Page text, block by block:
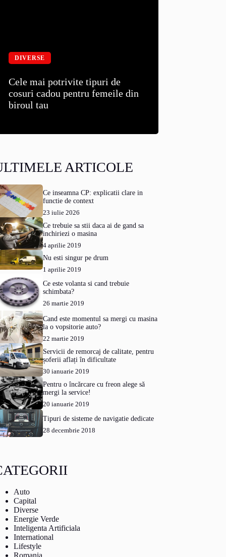
DIVERSE
Cele mai potrivite tipuri de
cosuri cadou pentru femeile din
biroul tau
ARTICOLE
Ce inseamna CP: explicatii clare in
functie de context
23 iulie 2026
Ce trebuie sa stii daca ai de gand sa
inchiriezi o masina
4 aprilie 2019
Nu esti singur pe drum
1 aprilie 2019
Ce este volanta si cand trebuie
schimbata?
26 martie 2019
Cand este momentul sa mergi cu masina
la o vopsitorie auto?
22 martie 2019
Servicii de remorcaj de calitate, pentru
șoferii aflați în dificultate
30 ianuarie 2019
Pentru o încărcare cu freon alege să
mergi la service!
20 ianuarie 2019
Tipuri de sisteme de navigatie dedicate
28 decembrie 2018
Auto
Capital
Diverse
Energie Verde
Inteligenta Artificiala
International
Lifestyle